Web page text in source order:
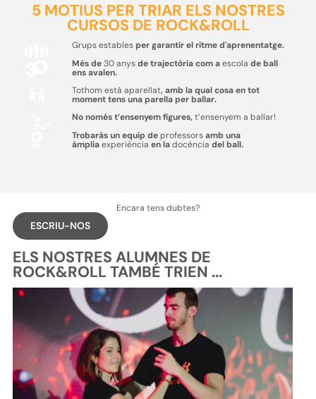
5 MOTIUS PER TRIAR ELS NOSTRES
CURSOS DE ROCK&ROLL
Grups establesper garantir el ritme d'aprenentatge.
Més de30 anysde trajectòria com aescola de ball
ens avalen.
Tothom està aparellat, amb la qual cosa en tot
moment tens una parella per ballar.
No només t’ensenyem figures,t’ensenyem a ballar!
Trobaràs un equip deprofessorsamb una
àmpliaexperiència en ladocència del ball.
Encara tens dubtes?
ESCRIU-NOS
ELS NOSTRES ALUMNES DE
ROCK&ROLL TAMBÉ TRIEN ...